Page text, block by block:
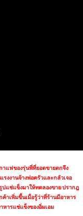
าแฟของรุ่นพี่ที่ยอดขายตกจึง
งงานจ้างพ่อครัวและกลัวเจอ
แช่แข็งมาให้ทดลองขาย ปรากฎ
าเพิ่มขึ้นเมื่อรู้ว่าที่ร้านมีอาหาร
หารแช่แข็งของอิ่มเอม